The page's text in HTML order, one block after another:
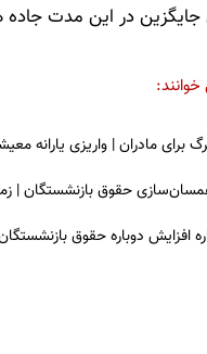
در این مدت جاده
واریزی یارانه معیشتی با 30 درصد افزایش | چه کسانی مشمول این افزایش
حقوق بازنشستگان | زمان نهایی افزایش ۴۰
افزایش دوباره حقوق